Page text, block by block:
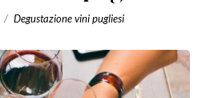
Degustazione vini pugliesi